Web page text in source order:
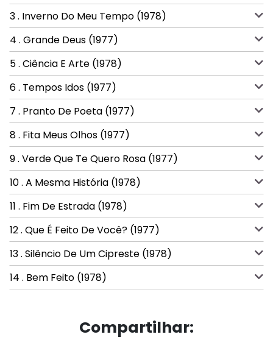
3 . Inverno Do Meu Tempo (1978)
4 . Grande Deus (1977)
5 . Ciência E Arte (1978)
6 . Tempos Idos (1977)
7 . Pranto De Poeta (1977)
8 . Fita Meus Olhos (1977)
9 . Verde Que Te Quero Rosa (1977)
10 . A Mesma História (1978)
11 . Fim De Estrada (1978)
12 . Que É Feito De Você? (1977)
13 . Silêncio De Um Cipreste (1978)
14 . Bem Feito (1978)
Compartilhar: